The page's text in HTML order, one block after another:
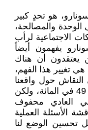
وتصويت 49% لبولسونارو، هو تحدٍ كبير
الوحدة والمصالحة،
الاجتماعية لرأب
يفهمون أيضاً
يعتقدون أن هناك
تغيير هذا الفهم،
حول واقعنا
المشترك. هذا ليس فقط إشكالية لـ 49 في المائة، ولكن
العادي محفوف
الأسئلة العملية
تحسين الوضع لنا